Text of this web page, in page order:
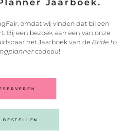
Jaarboek.
omdat wij vinden dat bij een
Bij een bezoek aan een van onze
het Jaarboek van de Bride to
cadeau!
BESTELLEN